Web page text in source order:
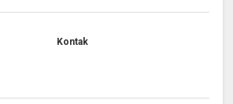
Kontak